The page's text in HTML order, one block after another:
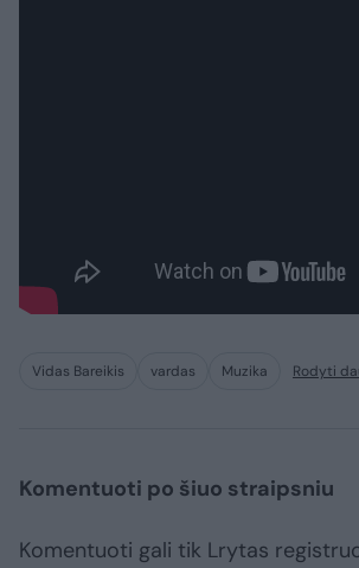
Vidas Bareikis vardas Muzika Rodyti
Komentuoti po šiuo straipsniu
Komentuoti gali tik Lrytas